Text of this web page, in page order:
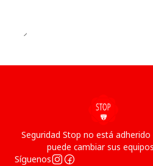
Seguridad Stop no está
puede cambiar sus
Síguenos